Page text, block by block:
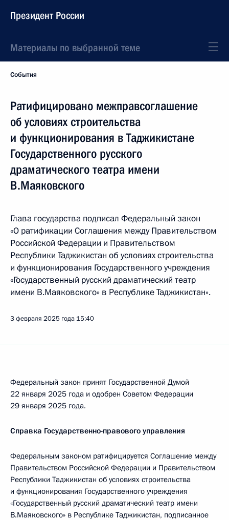
Президент России
Материалы по выбранной теме
События
Ратифицировано межправсоглашение
об условиях строительства
и функционирования в Таджикистане
Государственного русского
драматического театра имени
В.Маяковского
Глава государства подписал Федеральный закон
«О ратификации Соглашения между Правительством
Российской Федерации и Правительством
Республики Таджикистан об условиях строительства
и функционирования Государственного учреждения
«Государственный русский драматический театр
имени В.Маяковского» в Республике Таджикистан».
3 февраля 2025 года 15:40
Федеральный закон принят Государственной Думой
22 января 2025 года и одобрен Советом Федерации
29 января 2025 года.
Справка Государственно-правового управления
Федеральным законом ратифицируется Соглашение между
Правительством Российской Федерации и Правительством
Республики Таджикистан об условиях строительства
и функционирования Государственного учреждения
«Государственный русский драматический театр имени
В.Маяковского» в Республике Таджикистан, подписанное